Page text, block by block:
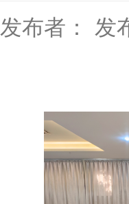
发布者： 发